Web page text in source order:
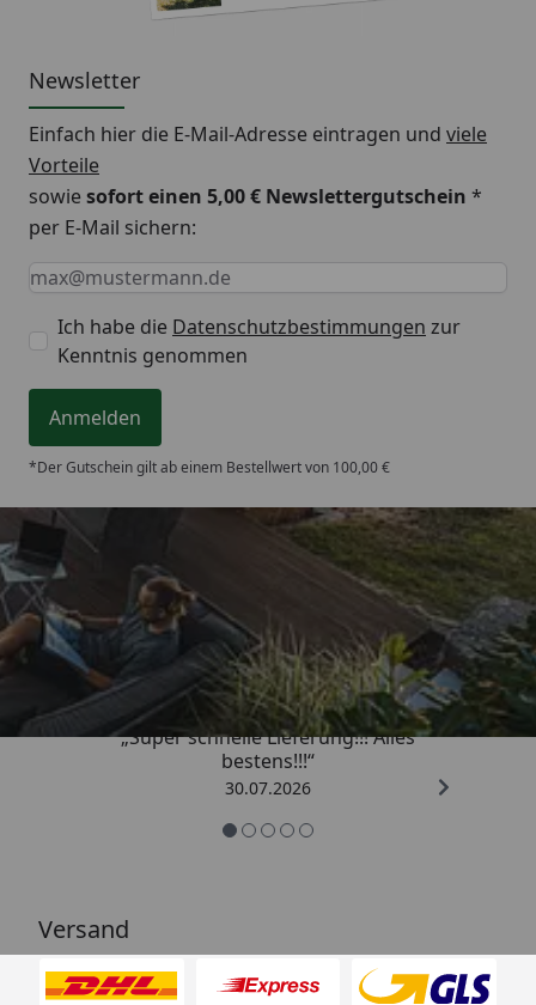
Newsletter
Einfach hier die E-Mail-Adresse eintragen und viele
Vorteile
sowiesofort einen 5,00 € Newslettergutschein *
per E-Mail sichern:
Keine Eingabe erforderlich
Eingabe erforderlich
E-Mail *
Ich habe die Datenschutzbestimmungen zur
Kenntnis genommen
Anmelden
*Der Gutschein gilt ab einem Bestellwert von 100,00 €
Trusted Shops
4,93/ 5
„Super schnelle Lieferung!!! Alles
bestens!!!“
30.07.2026
Versand